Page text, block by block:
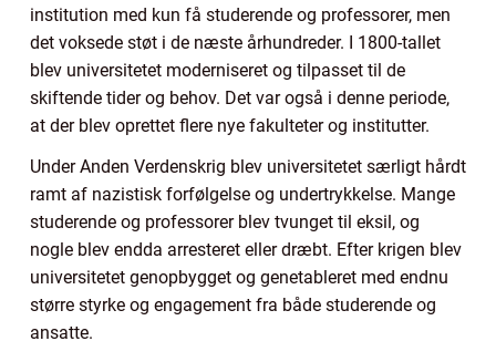
institution med kun få studerende og professorer, men
det voksede støt i de næste århundreder. I 1800-tallet
blev universitetet moderniseret og tilpasset til de
skiftende tider og behov. Det var også i denne periode,
at der blev oprettet flere nye fakulteter og institutter.
Under Anden Verdenskrig blev universitetet særligt hårdt
ramt af nazistisk forfølgelse og undertrykkelse. Mange
studerende og professorer blev tvunget til eksil, og
nogle blev endda arresteret eller dræbt. Efter krigen blev
universitetet genopbygget og genetableret med endnu
større styrke og engagement fra både studerende og
ansatte.